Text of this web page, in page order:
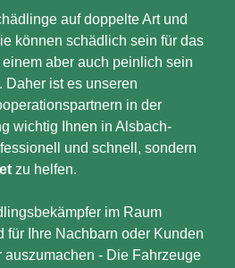
auf doppelte Art und
können schädlich sein für das
aber auch peinlich sein
Daher ist es unseren
in der
wichtig Ihnen in Alsbach-
und schnell, sondern
zu helfen.
im Raum
für Ihre Nachbarn oder Kunden
auszumachen - Die Fahrzeuge